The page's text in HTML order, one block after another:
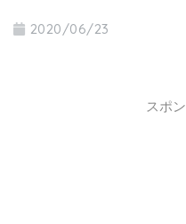
2020/06/23
スポ